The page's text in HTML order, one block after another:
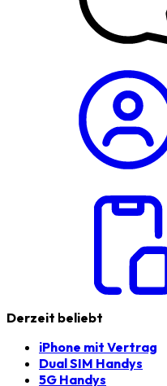
Derzeit beliebt
iPhone mit Vertrag
Dual SIM Handys
5G Handys